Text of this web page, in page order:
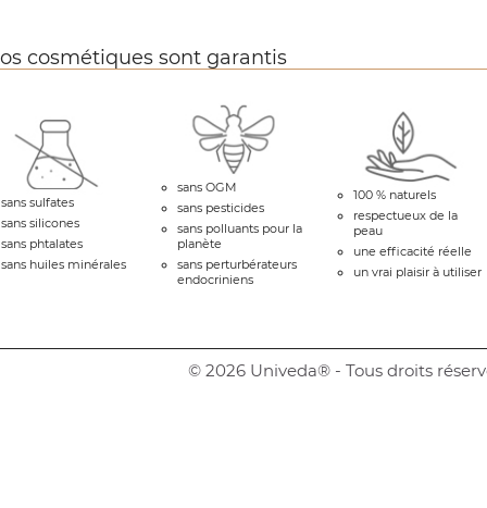
cosmétiques sont garantis
sans sulfates
sans silicones
sans phtalates
sans huiles minérales
sans OGM
sans pesticides
sans polluants pour la
planète
sans perturbérateurs
endocriniens
100 % naturels
respectueux de la
peau
une efficacité réelle
un vrai plaisir à utiliser
© 2026 Univeda® - Tous droits